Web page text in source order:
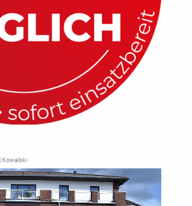
| Kowalski